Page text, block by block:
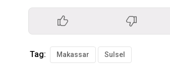
Tag: Makassar Sulsel